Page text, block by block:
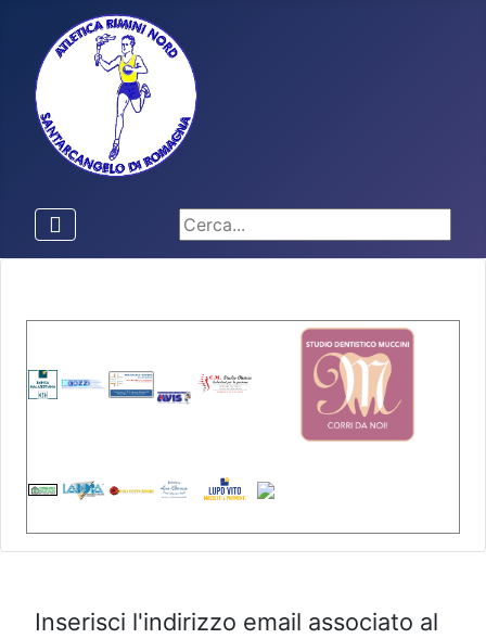
Cerca...
Inserisci l'indirizzo email associato al